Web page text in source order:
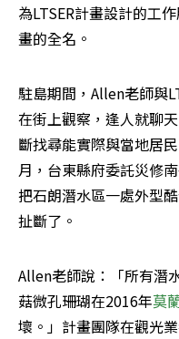
為LTSER計畫設計的工
畫的全名。
駐島期間，Allen老師與
在街上觀察，逢人就聊
斷找尋能實際與當地居
月，台東縣府委託災修
把石朗潛水區一處外型
扯斷了。
Allen老師說：「所有潛
菇微孔珊瑚在2016年莫
壞。」計畫團隊在觀光